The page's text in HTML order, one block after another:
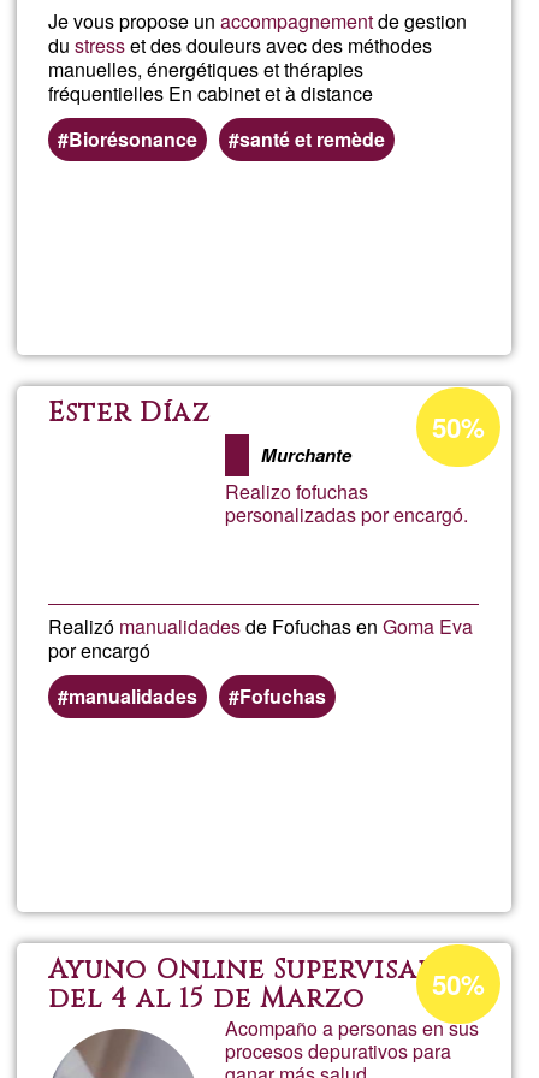
Je vous propose unaccompagnementde gestion
dustresset des douleurs avec des méthodes
manuelles, énergétiques et thérapies
fréquentielles En cabinet et à distance
Biorésonance
santé et remède
Martin
Ester Díaz
Murchante
Realizo fofuchas
personalizadas por encargó.
Realizó manualidadesde Fofuchas enGoma Eva
por encargó
manualidades
Fofuchas
Percentuale
di
accettazione
del
50%
Díaz
Ayuno Online Supervisado
del 4 al 15 de Marzo
Acompaño a personas en sus
procesos depurativos para
Percentuale
di
accettazione
del
50%